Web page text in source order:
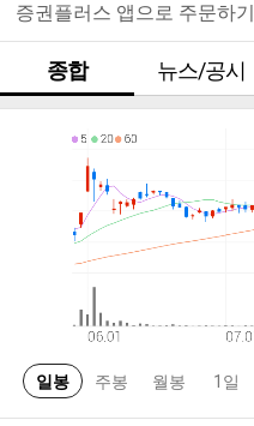
증권플러스 앱으로 주문하기
종합 뉴스/공시
일봉 주봉 월봉 1일